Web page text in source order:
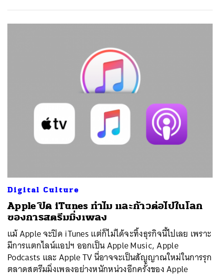
Digital Culture
Apple ปิด iTunes ทำไม และก้าวต่อไปในโลก
ของการสตรีมมิ่งเพลง
แม้ Apple จะปิด iTunes แต่ก็ไม่ได้จะทิ้งธุรกิจนี้ไปเลย เพราะ
มีการแตกไลน์แอปฯ ออกเป็น Apple Music, Apple
Podcasts และ Apple TV นี่อาจจะเป็นสัญญาณใหม่ในการรุก
ตลาดสตรีมมิ่งเพลงอย่างหนักหน่วงอีกครั้งของ Apple